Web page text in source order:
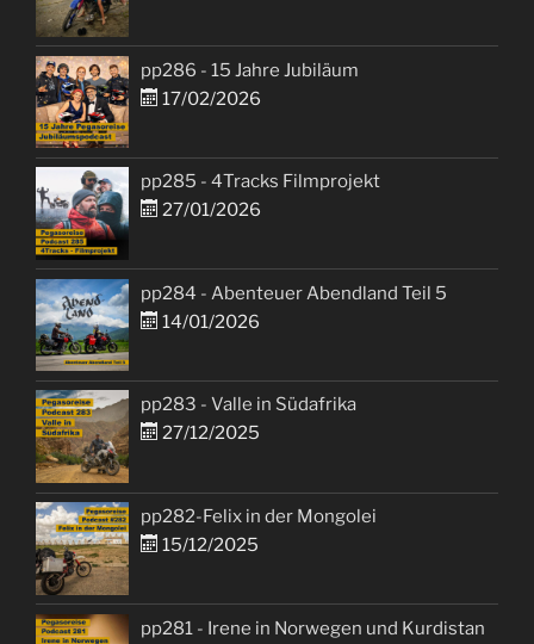
pp286 - 15 Jahre Jubiläum
17/02/2026
pp285 - 4Tracks Filmprojekt
27/01/2026
pp284 - Abenteuer Abendland Teil 5
14/01/2026
pp283 - Valle in Südafrika
27/12/2025
pp282-Felix in der Mongolei
15/12/2025
pp281 - Irene in Norwegen und Kurdistan